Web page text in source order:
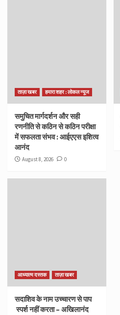
ताज़ा खबर हमारा शहर : लोकल न्यूज
समुचित मार्गदर्शन और सही
रणनीति से कठिन से कठिन परीक्षा
में सफलता संभव : आईएएस इशित्व
आनंद
August 8, 2026 0
आध्यात्म दस्तक ताज़ा खबर
सदाशिव के नाम उच्चारण से पाप
स्पर्श नहीं करता – अखिलानंद